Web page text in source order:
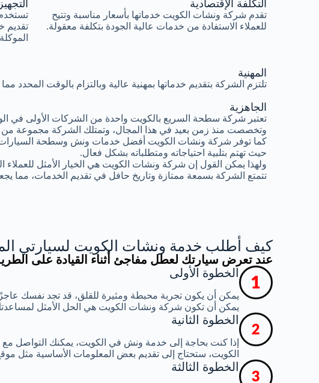
تقديم
التكلفة الإقتصادية
تقدم شركة ونشات الكويت خدماتها بأسعار مناسبة وتتيح
للعملاء الاستفادة من خدمات عالية الجودة بتكلفة معقولة.
المهنية
تلتزم الشركة بتقديم خدماتها بمهنية عالية وبالتزام بالوقت
الجاهزية
تعتبر شركة سطحة السريع بالكويت واحدة من الشركات الأولى في
وتخصصت منذ زمن بعيد في هذا المجال، وتمتلك الشركة مجموعة
كما توفر شركة ونشات الكويت أفضل خدمات ونش وسطحة
حيث تهتم بتلبية احتياجاته ومتطلباته بشكل فعال.
ولهذا يمكن القول إن شركة ونشات الكويت هي الخيار الأمثل
تتمتع الشركة بسمعة ممتازة وتاريخ حافل في تقديم الخدمات، مما
كيف أطلب خدمة ونشات الكويت لسيارتي
عند تعرض سيارتك لعطل مفاجئ أثناء القيادة على
الخطوة الأولى
يمكن أن يكون تجربة محبطة ومثيرة للقلق، قد تجد نفسك
يمكن أن تكون شركة ونشات الكويت هي الحل الأمثل
الخطوة الثانية
إذا كنت بحاجة إلى خدمة ونش في الكويت، يمكنك التواصل
الكويت، ستحتاج إلى تقديم بعض المعلومات الأساسية مثل
الخطوة الثالثة